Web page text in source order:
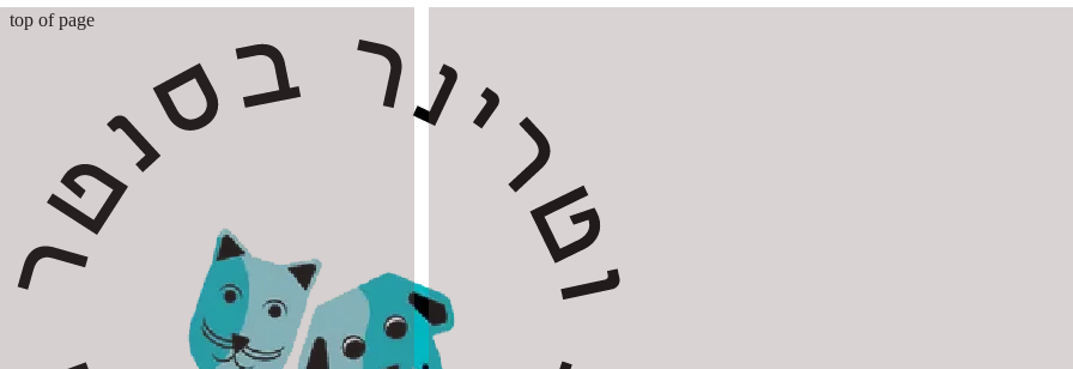
top of page